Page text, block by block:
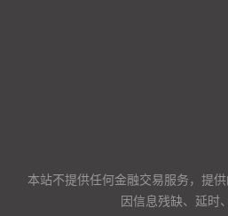
本站不提供任何金融交易服务，提
因信息残缺、延时